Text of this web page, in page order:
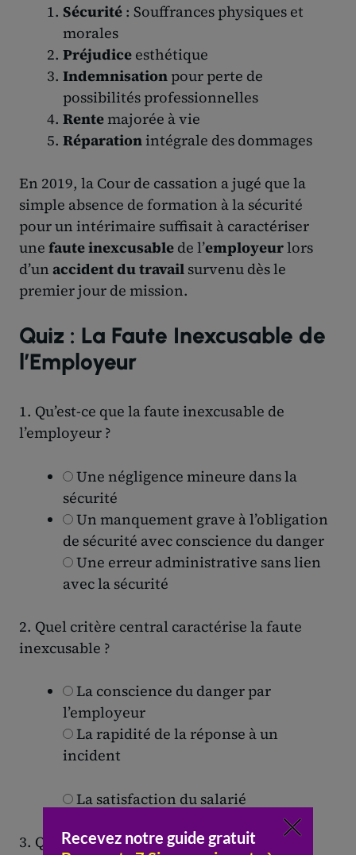
Sécurité: Souffrances physiques et
morales
Préjudiceesthétique
Indemnisationpour perte de
possibilités professionnelles
Rentemajorée à vie
Réparationintégrale des dommages
En 2019, la Cour de cassation a jugé que la
simple absence de formation à la sécurité
pour un intérimaire suffisait à caractériser
une faute inexcusable de l’employeurlors
d’un accident du travail survenu dès le
premier jour de mission.
Quiz : La Faute Inexcusable de
l’Employeur
1. Qu’est-ce que la faute inexcusable de
l’employeur ?
Une négligence mineure dans la
sécurité
Un manquement grave à l’obligation
de sécurité avec conscience du danger
Une erreur administrative sans lien
avec la sécurité
2. Quel critère central caractérise la faute
inexcusable ?
La conscience du danger par
l’employeur
La rapidité de la réponse à un
incident
La satisfaction du salarié
3. Quelle est une conséquence pour